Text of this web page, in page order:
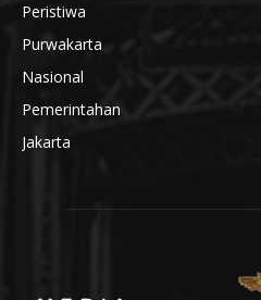
Peristiwa
Purwakarta
Nasional
Pemerintahan
Jakarta